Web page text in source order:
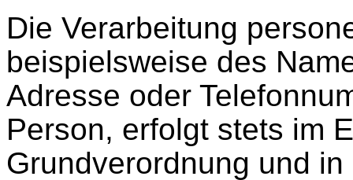
Die Verarbeitung
beispielsweise des
Adresse oder
Person, erfolgt stets im
Grundverordnung und